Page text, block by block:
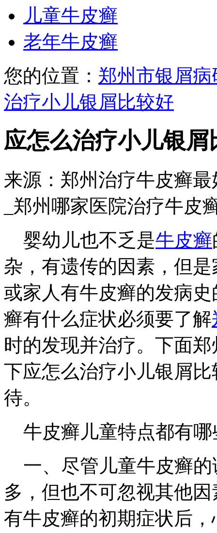
儿童牛皮癣
老年牛皮癣
您的位置： 郑州市银屑病
治疗小儿银屑比较好
应怎么治疗小儿银屑
来源：郑州治疗牛皮癣
_郑州哪家医院治疗牛皮
婴幼儿也不乏是牛皮癣
杂，有遗传的因素，但
或家人有牛皮癣的发病
癣有什么症状必须要了解
时的发现并治疗。下面
下应怎么治疗小儿银屑
待。
牛皮癣儿童特点都有哪
一、尽管儿童牛皮癣的
多，但也不可忽视其他
有牛皮癣的初期症状后